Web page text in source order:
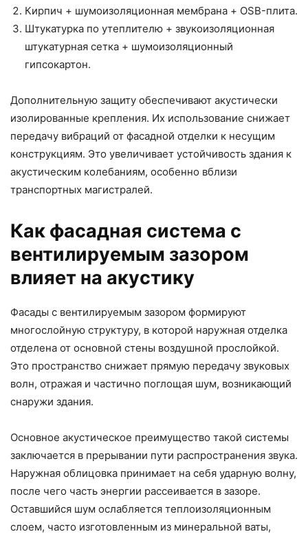
Кирпич + шумоизоляционная мембрана + OSB-плита.
Штукатурка по утеплителю + звукоизоляционная
штукатурная сетка + шумоизоляционный
гипсокартон.
Дополнительную защиту обеспечивают акустически
изолированные крепления. Их использование снижает
передачу вибраций от фасадной отделки к несущим
конструкциям. Это увеличивает устойчивость здания к
акустическим колебаниям, особенно вблизи
транспортных магистралей.
Как фасадная система с
вентилируемым зазором
влияет на акустику
Фасады с вентилируемым зазором формируют
многослойную структуру, в которой наружная отделка
отделена от основной стены воздушной прослойкой.
Это пространство снижает прямую передачу звуковых
волн, отражая и частично поглощая шум, возникающий
снаружи здания.
Основное акустическое преимущество такой системы
заключается в прерывании пути распространения звука.
Наружная облицовка принимает на себя ударную волну,
после чего часть энергии рассеивается в зазоре.
Оставшийся шум ослабляется теплоизоляционным
слоем, часто изготовленным из минеральной ваты,